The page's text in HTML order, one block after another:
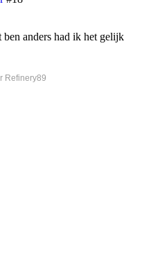
anders had ik het gelijk
Refinery89